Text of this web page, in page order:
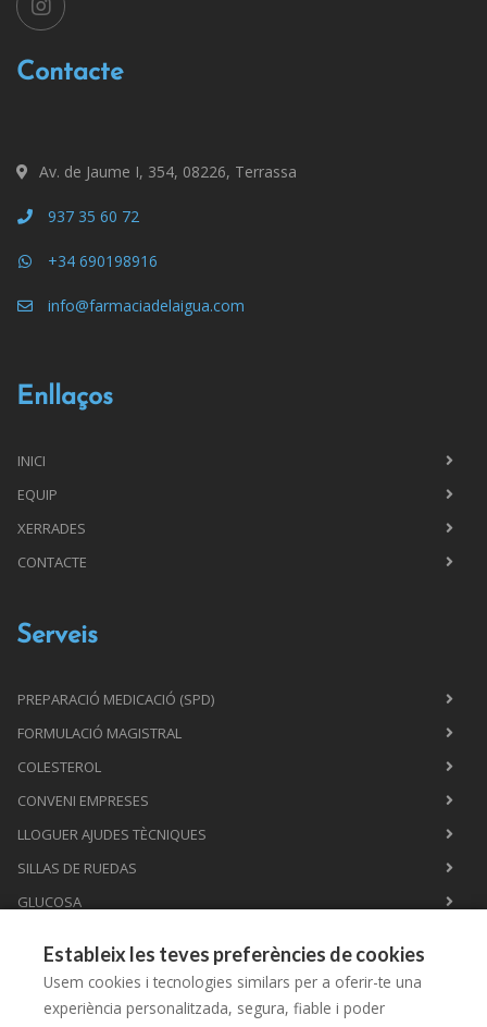
Contacte
Av. de Jaume I, 354, 08226, Terrassa
937 35 60 72
+34 690198916
info@farmaciadelaigua.com
Enllaços
INICI
EQUIP
XERRADES
CONTACTE
Serveis
PREPARACIÓ MEDICACIÓ (SPD)
FORMULACIÓ MAGISTRAL
COLESTEROL
CONVENI EMPRESES
LLOGUER AJUDES TÈCNIQUES
SILLAS DE RUEDAS
GLUCOSA
ASSESSORAMENT LACTÀNCIA
Estableix les teves preferències de cookies
Usem cookies i tecnologies similars per a oferir-te una
experiència personalitzada, segura, fiable i poder